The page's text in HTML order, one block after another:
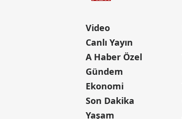
Video
Canlı Yayın
A Haber Özel
Gündem
Ekonomi
Son Dakika
Yaşam